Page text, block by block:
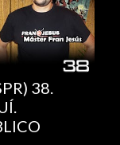
38.